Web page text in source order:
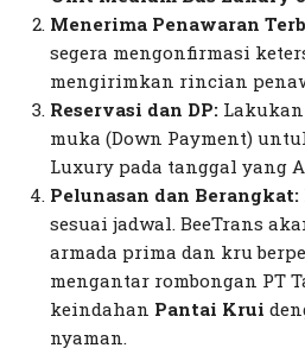
Menerima Penawaran
segera mengonfirmasi
mengirimkan rincian
Reservasi dan DP:
muka (Down Payment)
Luxury pada tanggal yang
Pelunasan dan Berangkat:
sesuai jadwal. BeeTrans
armada prima dan kru
mengantar rombongan PT
keindahan Pantai Krui
nyaman.